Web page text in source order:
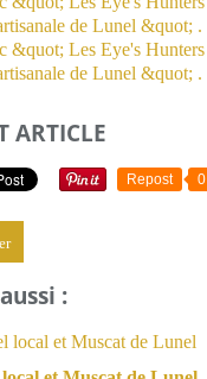
ARTICLE
Repost 0
: